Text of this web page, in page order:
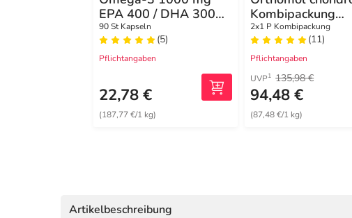
EPA 400 / DHA 300
hochdosiert Kapseln
90 St Kapseln
(5)
Pflichtangaben
22,78 €
(187,77 €/1 kg)
Kombipackung
Granulat / Kapseln
2x1 P Kombipackung
(11)
Pflichtangaben
UVP1 135,98 €
94,48 €
(87,48 €/1 kg)
Artikelbeschreibung